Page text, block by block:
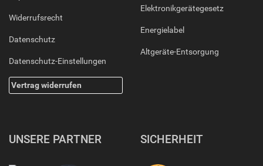
Widerrufsrecht
Datenschutz
Datenschutz-Einstellungen
Vertrag widerrufen
Elektronikgerätegesetz
Energielabel
Altgeräte-Entsorgung
UNSERE PARTNER SICHERHEIT